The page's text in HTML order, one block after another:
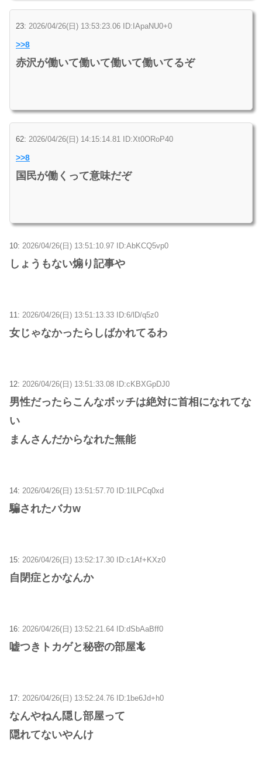
23: 2026/04/26(日) 13:53:23.06 ID:IApaNU0+0
>>8
赤沢が働いて働いて働いて働いてるぞ
62: 2026/04/26(日) 14:15:14.81 ID:Xt0ORoP40
>>8
国民が働くって意味だぞ
10: 2026/04/26(日) 13:51:10.97 ID:AbKCQ5vp0
しょうもない煽り記事や
11: 2026/04/26(日) 13:51:13.33 ID:6/lD/q5z0
女じゃなかったらしばかれてるわ
12: 2026/04/26(日) 13:51:33.08 ID:cKBXGpDJ0
男性だったらこんなボッチは絶対に首相になれてな
い
まんさんだからなれた無能
14: 2026/04/26(日) 13:51:57.70 ID:1ILPCq0xd
騙されたバカw
15: 2026/04/26(日) 13:52:17.30 ID:c1Af+KXz0
自閉症とかなんか
16: 2026/04/26(日) 13:52:21.64 ID:dSbAaBff0
嘘つきトカゲと秘密の部屋🦎
17: 2026/04/26(日) 13:52:24.76 ID:1be6Jd+h0
なんやねん隠し部屋って
隠れてないやんけ